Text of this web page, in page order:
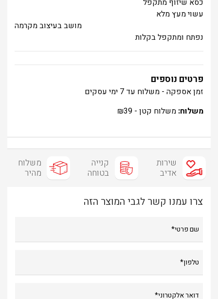
כסא שיזוף מתקפל
עשוי מעץ מלא
מושב בעיצוב מקרמה
נפתח ומתקפל בקלות
פרטים נוספים
זמן אספקה - משלוח עד 7 ימי עסקים
משלוח: משלוח קטן - ₪39
שירות
אדיב
קנייה
בטוחה
משלוח
מהיר
צרו עמנו קשר לגבי המוצר הזה